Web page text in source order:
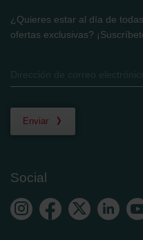
¿Quieres estar al día de
ofertas exclusivas?
Enviar
Social